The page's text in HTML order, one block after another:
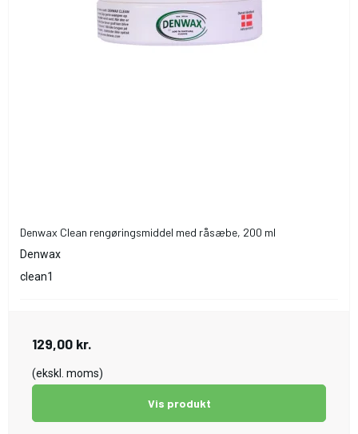
Denwax Clean rengøringsmiddel med råsæbe, 200 ml
Denwax
clean1
129,00 kr.
(ekskl. moms)
Vis produkt